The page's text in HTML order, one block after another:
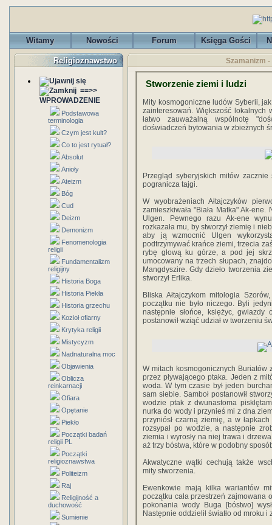
Witamy Nowości Forum Księga Gości
Religioznawstwo
==>>
WPROWADZENIE
Podstawowa
terminologia
Czym jest kult?
Co to jest rytuał?
Absolut
Anioły
Ateizm
Bóg
Cud
Deizm
Demonizm
Fenomenologia
religii
Fundamentalizm
religijny
Historia Boga
Historia Piekła
Historia grzechu
Kozioł ofiarny
Krytyka religii
Mistycyzm
Nadnaturalna moc
Objawienia
Oblicza
reinkarnacji
Ofiara
Opętanie
Piekło
Początki badań
religii PL
Początki
religioznawstwa
Politeizm
Raj
Religijność a
duchowość
Sumienie
Szamanizm
Stworzenie ziemi i ludzi
Mity kosmogoniczne ludów Syberii,
zainteresowań. Większość lokalnych
łatwo zauważalną wspólnotę
doświadczeń bytowania w zbieżnych
Przegląd syberyjskich mitów
pogranicza tajgi.
W wyobrażeniach Ałtajczyków
zamieszkiwała "Biała Matka" Ak-
Ulgen. Pewnego razu Ak-ene
rozkazała mu, by stworzył ziemię i
aby ją wzmocnić Ulgen
podtrzymywać krańce ziemi, trzecia
rybę głową ku górze, a pod jej
umocowany na trzech słupach,
Mangdyszire. Gdy dzieło tworzenia
stworzył Erlika.
Bliska Ałtajczykom mitologia
początku nie było niczego. Byli
następnie słońce, księżyc,
postanowił wziąć udział w tworzeniu
W mitach kosmogonicznych
przez pływającego ptaka. Jeden z
woda. W tym czasie był jeden
sam siebie. Samboł postanowił
wodzie ptak z dwunastoma
nurka do wody i przynieś mi z dna
przyniósł czarną ziemię, a w
rozsypał po wodzie, a następnie
ziemia i wyrosły na niej trawa i
aż trzy bóstwa, które w podobny
Akwatyczne wątki cechują także
mity stworzenia.
Ewenkowie mają kilka wariantów
początku cała przestrzeń zajmowana
pokonania wody Buga [bóstwo]
Następnie oddzielił światło od mroku i